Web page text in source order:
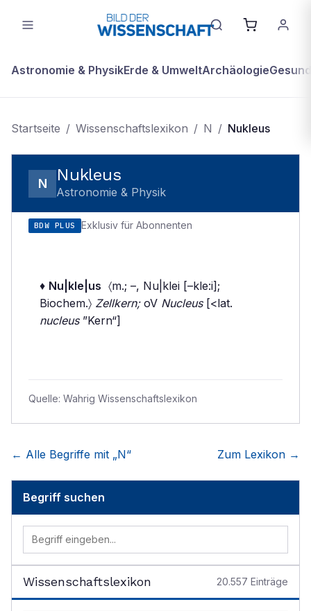
Astronomie & PhysikErde & UmweltArchäologie
Startseite / Wissenschaftslexikon / N / Nukleus
N Nukleus
Astronomie & Physik
BDW PLUS Exklusiv für Abonnenten
♦ Nu|kle|us 〈m.; –, Nu|klei [–kle:i];
Biochem.〉 Zellkern;oV Nucleus[<lat.
nucleus”Kern“]
Quelle: Wahrig Wissenschaftslexikon
← Alle Begriffe mit „N“ Zum Lexikon →
Begriff suchen
Wissenschaftslexikon 20.557 Einträge